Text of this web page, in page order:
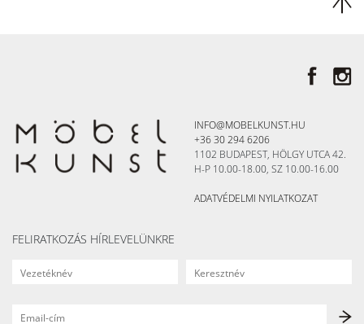
INFO@MOBELKUNST.HU
+36 30 294 6206
1102 BUDAPEST, HÖLGY UTCA 42.
H-P 10.00-18.00, SZ 10.00-16.00
ADATVÉDELMI NYILATKOZAT
FELIRATKOZÁS HÍRLEVELÜNKRE